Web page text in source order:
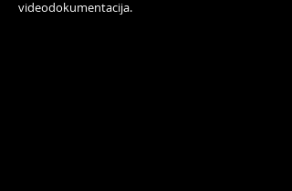
videodokumentacija.